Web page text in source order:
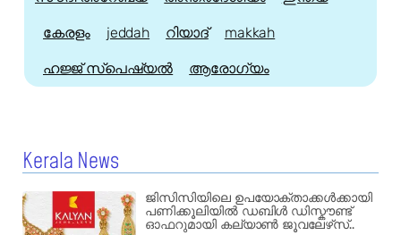
കേരളം jeddah റിയാദ് makkah
ഹജ്ജ്‌ സ്പെഷ്യൽ ആരോഗ്യം
Kerala News
ജിസിസിയിലെ ഉപയോക്താക്കൾക്കായി
പണിക്കൂലിയിൽ ഡബിൾ ഡിസ്കൗണ്ട്
ഓഫറുമായി കല്യാൺ ജൂവലേഴ്‌സ്..